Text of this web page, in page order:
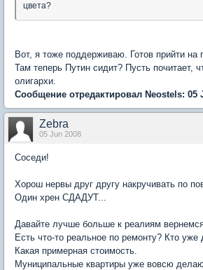
цвета?
Вот, я тоже поддерживаю. Готов прийти на
Там теперь Путин сидит? Пусть почитает,
олигархи.
Сообщение отредактировал Neostels: 05
Zebra
05 Jun 2008
Соседи!
Хорош нервы друг другу накручивать по
Один хрен СДАДУТ...
Давайте лучше больше к реалиям
Есть что-то реальное по ремонту? Кто уже
Какая примерная стоимость.
Муниципальные квартиры уже вовсю